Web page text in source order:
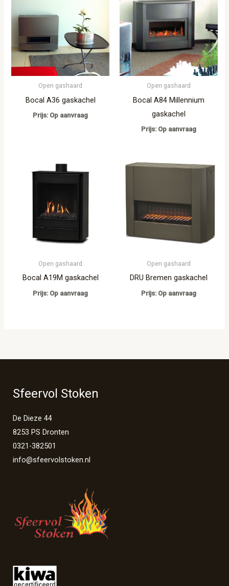
Open gashaard
Bocal A36 gaskachel
Prijs: Op aanvraag
Open gashaard
Bocal A84 Millennium
gaskachel
Prijs: Op aanvraag
Open gashaard
Bocal A19M gaskachel
Prijs: Op aanvraag
Open gashaard
DRU Bremen gaskachel
Prijs: Op aanvraag
Sfeervol Stoken
De Dieze 44
8253 PS Dronten
0321-382501
info@sfeervolstoken.nl